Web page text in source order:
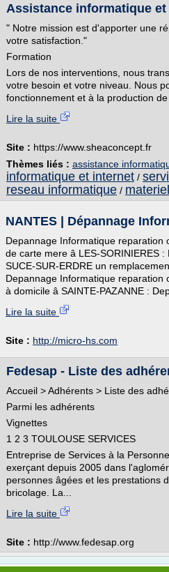
Assistance informatique
" Notre mission est d'apporter une
votre satisfaction."
Formation
Lors de nos interventions, nous
votre besoin et votre niveau. Nous
fonctionnement et à la production
Lire la suite
Site : https://www.sheaconcept.fr
Thèmes liés : assistance
informatique et internet /
reseau informatique /
NANTES | Dépannage
Depannage Informatique reparation
de carte mere â LES-SORINIERES
SUCE-SUR-ERDRE un
Depannage Informatique reparation
à domicile â SAINTE-PAZANNE :
Lire la suite
Site : http://micro-hs.com
Fedesap - Liste des
Accueil > Adhérents > Liste des
Parmi les adhérents
Vignettes
1 2 3 TOULOUSE SERVICES
Entreprise de Services à la
exerçant depuis 2005 dans
personnes âgées et les prestations
bricolage. La...
Lire la suite
Site : http://www.fedesap.org